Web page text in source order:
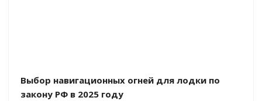
Выбор навигационных огней для лодки по
закону РФ в 2025 году